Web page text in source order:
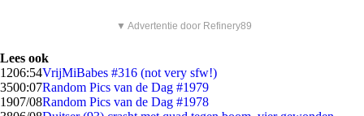
▼ Advertentie door Refinery89
Lees ook
1206:54VrijMiBabes #316 (not very sfw!)
3500:07Random Pics van de Dag #1979
1907/08Random Pics van de Dag #1978